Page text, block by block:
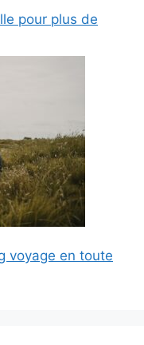
pour plus de
voyage en toute